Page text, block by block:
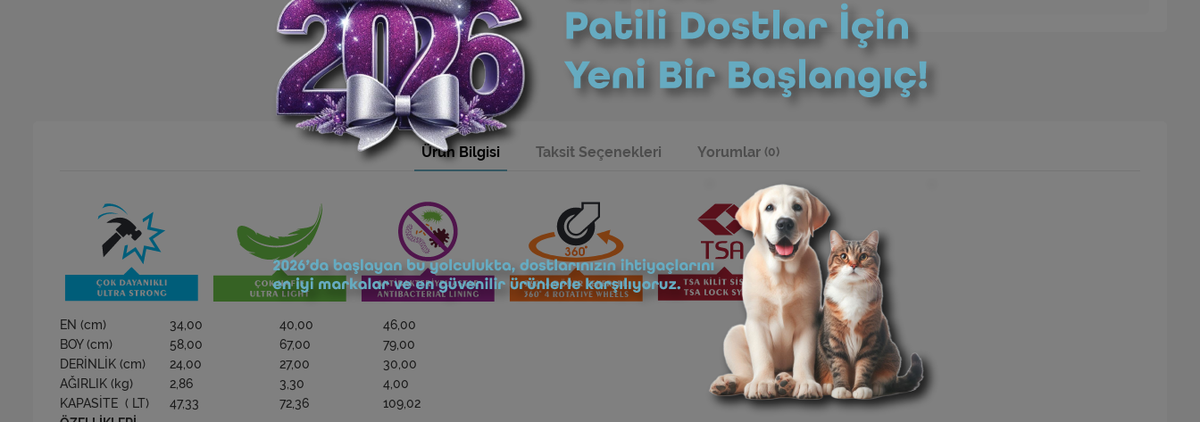
Ürün Bilgisi Taksit Seçenekleri Yorumlar (0)
EN (cm) 34,00 40,00
46,00
BOY (cm)
58,00 67,00
79,00
DERİNLİK (cm)
24,00 27,00
30,00
AĞIRLIK (kg)
2,86 3,30
4,00
KAPASİTE ( LT)
47,33 72,36
109,02